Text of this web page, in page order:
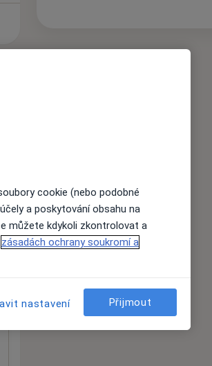
cookie (nebo podobné
a poskytování obsahu na
můžete kdykoli zkontrolovat a
zásadách ochrany soukromí a
nastavení Přijmout